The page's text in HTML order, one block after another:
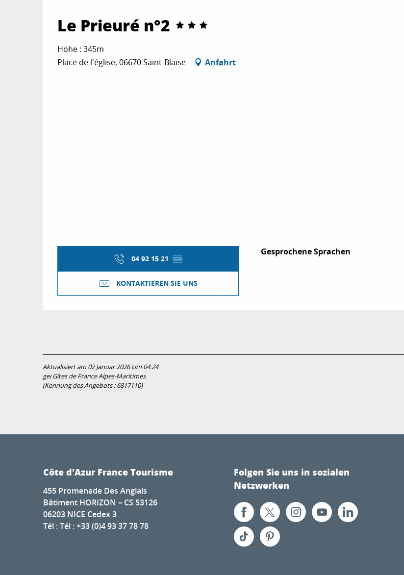
Le Prieuré n°2
Höhe : 345m
Place de l'église, 06670 Saint-Blaise
Anfahrt
04 92 15 21 ▒▒
KONTAKTIEREN SIE UNS
Gesprochene Sprachen
Gesprochene Sprachen
Aktualisiert am 02 Januar 2026 Um 04:24
gei Gîtes de France Alpes-Maritimes
(Kennung des Angebots :6817110)
Côte d'Azur France Tourisme
455 Promenade Des Anglais
Bâtiment HORIZON – CS 53126
06203 NICE Cedex 3
Tél : Tél : +33 (0)4 93 37 78 78
Folgen Sie uns in sozialen
Netzwerken